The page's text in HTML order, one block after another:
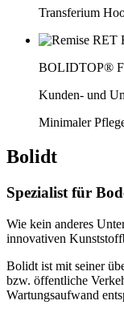
Transferium
BOLIDTOP®
Kunden- und
Minimaler
Bolidt
Spezialist für
Wie kein anderes
innovativen
Bolidt ist mit seiner
bzw. öffentliche
Wartungsaufwand